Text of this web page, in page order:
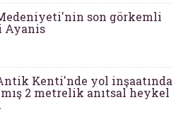
son görkemli
Ayanis
Kenti'nde yol inşaatında
2 metrelik anıtsal heykel